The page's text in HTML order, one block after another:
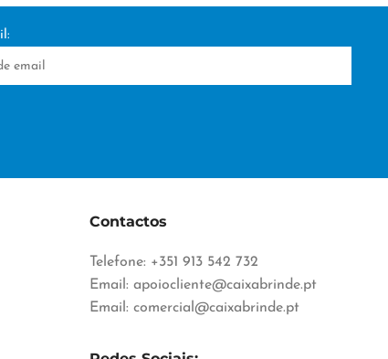
Contactos
Telefone: +351 913 542 732
Email: apoiocliente@caixabrinde.pt
Email: comercial@caixabrinde.pt